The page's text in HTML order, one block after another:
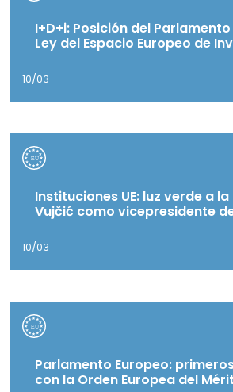
I+D+i: Posición del
Ley del Espacio Europeo de
10/03
Instituciones UE: luz verde a
Vujčić como vicepresidente
10/03
Parlamento Europeo:
con la Orden Europea del